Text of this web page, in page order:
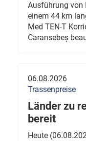
Ausführung von
einem 44 km
Med TEN-T
Caransebeș
06.08.2026
Trassenpreise
Länder zu
bereit
Heute